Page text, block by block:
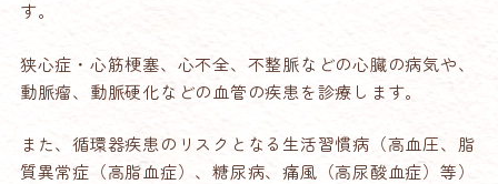
す。
狭心症・心筋梗塞、心不全、不整脈などの心臓の病気や、
動脈瘤、動脈硬化などの血管の疾患を診療します。
また、循環器疾患のリスクとなる生活習慣病（高血圧、脂
質異常症（高脂血症）、糖尿病、痛風（高尿酸血症）等）